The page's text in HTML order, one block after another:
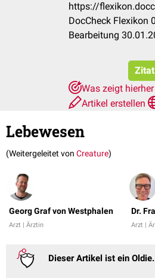
https://
DocCheck Flexikon
Bearbeitung
Was zeigt hierher
Artikel erstellen
Lebewesen
(Weitergeleitet von Creature)
Georg Graf von Westphalen
Arzt | Ärztin
Dr.
Arzt |
Dieser Artikel ist ein Oldie.